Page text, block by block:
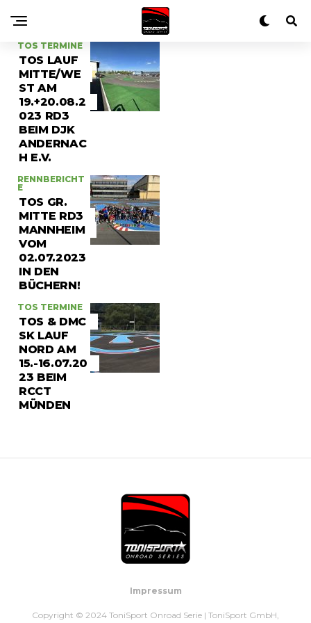
TOS TERMINE
TOS LAUF
MITTE/WE
ST AM
19.+20.08.2
023 RD3
BEIM DJK
ANDERNAC
H E.V.
RENNBERICHT
E
TOS GR.
MITTE RD3
MANNHEIM
VOM
02.07.2023
IN DEN
BÜCHERN!
TOS TERMINE
TOS & DMC
SK LAUF
NORD AM
15.-16.07.20
23 BEIM
RCCT
MÜNDEN
Impressum
Copyright © 2024 ToniSport Onroad Serie | ToniSport GmbH,